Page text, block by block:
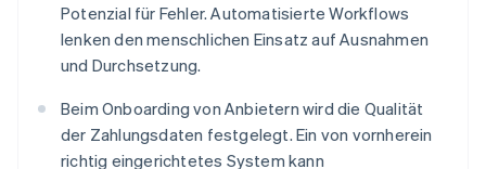
Potenzial für Fehler. Automatisierte Workflows
lenken den menschlichen Einsatz auf Ausnahmen
und Durchsetzung.
Beim Onboarding von Anbietern wird die Qualität
der Zahlungsdaten festgelegt. Ein von vornherein
richtig eingerichtetes System kann